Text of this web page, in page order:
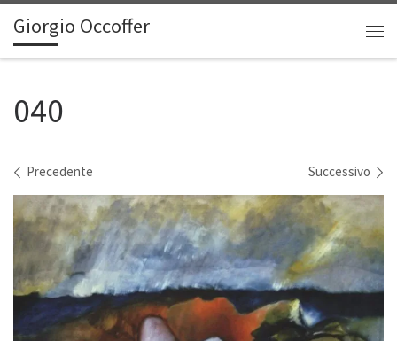
Passa al contenuto
Giorgio Occoffer
040
Navigazione immagini
Precedente Successivo